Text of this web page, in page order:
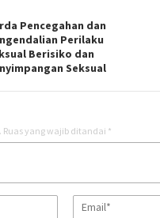
Pencegahan dan
Perilaku
Berisiko dan
Seksual
Ruas yang wajib ditandai *